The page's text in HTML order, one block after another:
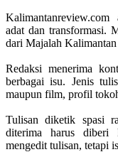
Kalimantanreview.com
adat dan transformasi.
dari Majalah
Redaksi menerima
berbagai isu. Jenis
maupun film, profil
Tulisan diketik spasi
diterima harus diberi
mengedit tulisan, tetapi